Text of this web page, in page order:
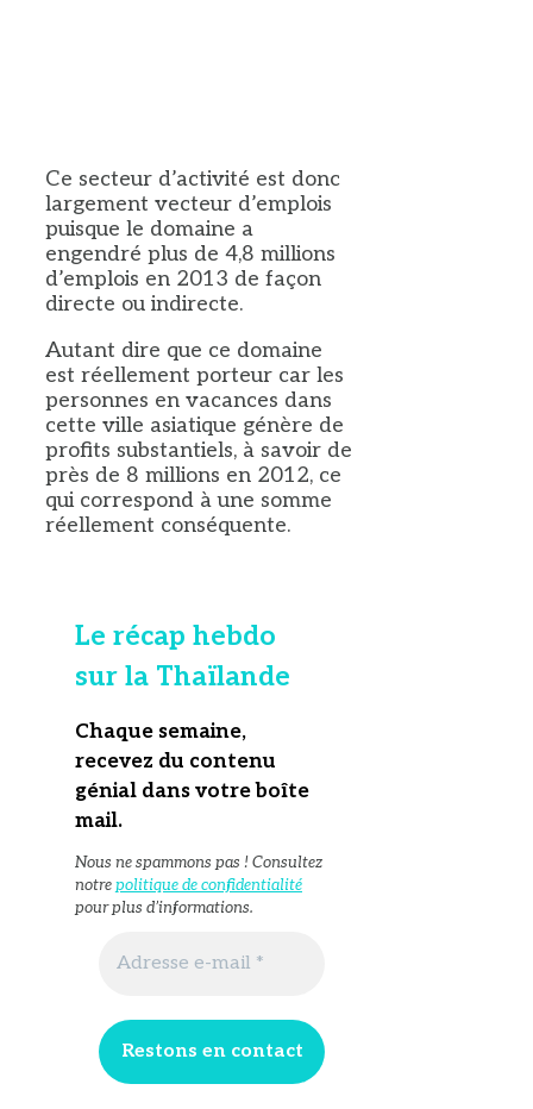
Ce secteur d’activité est donc
largement vecteur d’emplois
puisque le domaine a
engendré plus de 4,8 millions
d’emplois en 2013 de façon
directe ou indirecte.
Autant dire que ce domaine
est réellement porteur car les
personnes en vacances dans
cette ville asiatique génère de
profits substantiels, à savoir de
près de 8 millions en 2012, ce
qui correspond à une somme
réellement conséquente.
Le récap hebdo
sur la Thaïlande
Chaque semaine,
recevez du contenu
génial dans votre boîte
mail.
Nous ne spammons pas ! Consultez
notrepolitique de confidentialité
pour plus d’informations.